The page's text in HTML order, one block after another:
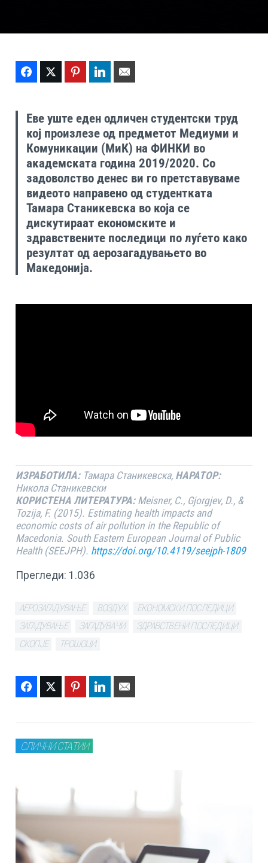
FacebookTwitter PinterestLinkedIn
Еве уште еден одличен студентски труд
кој произлезе од предметот Медиуми и
Комуникации (МиК) на ФИНКИ во
академската година 2019/2020. Со
задоволство денес ви го претставуваме
видеото направенo од студентката
Тамара Станикевска во која се
дискутираат економските и
здравствените последици по луѓето како
резултат од аерозагадувањето во
Македонија.
ИЗРАБОТИЛА:Тамара Станикевска, НАРАТОР:
Никола Станикевски
КОРИСТЕНА ЛИТЕРАТУРА:Meisner, C., Gjorgjev, D., &
Tozija, F. (2015). Estimating health impacts and
economic costs of air pollution in the Republic of
Macedonia. South Eastern European Journal of Public
Health (SEEJPH). https://doi.org/10.4119/seejph-1809
Прегледи: 1.036
АЕРОЗАГАДУВАЊЕ ВОЗДУХ
ЕКОНОМСКИ ПОСЛЕДИЦИ
ЗАГАДУВАЊЕ
ЗАГАДУВАЧИ
ЗДРАВСТВЕНИ ПОСЛЕДИЦИ
СКОПЈЕ
ТРОШОЦИ
FacebookTwitter PinterestLinkedIn
СЛИЧНИ СТАТИИ